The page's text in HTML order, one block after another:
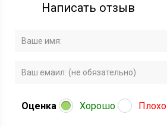
Написать отзыв
Оценка Хорошо Плохо